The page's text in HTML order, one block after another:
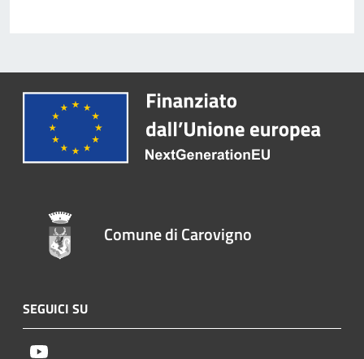
Comune di Carovigno
SEGUICI SU